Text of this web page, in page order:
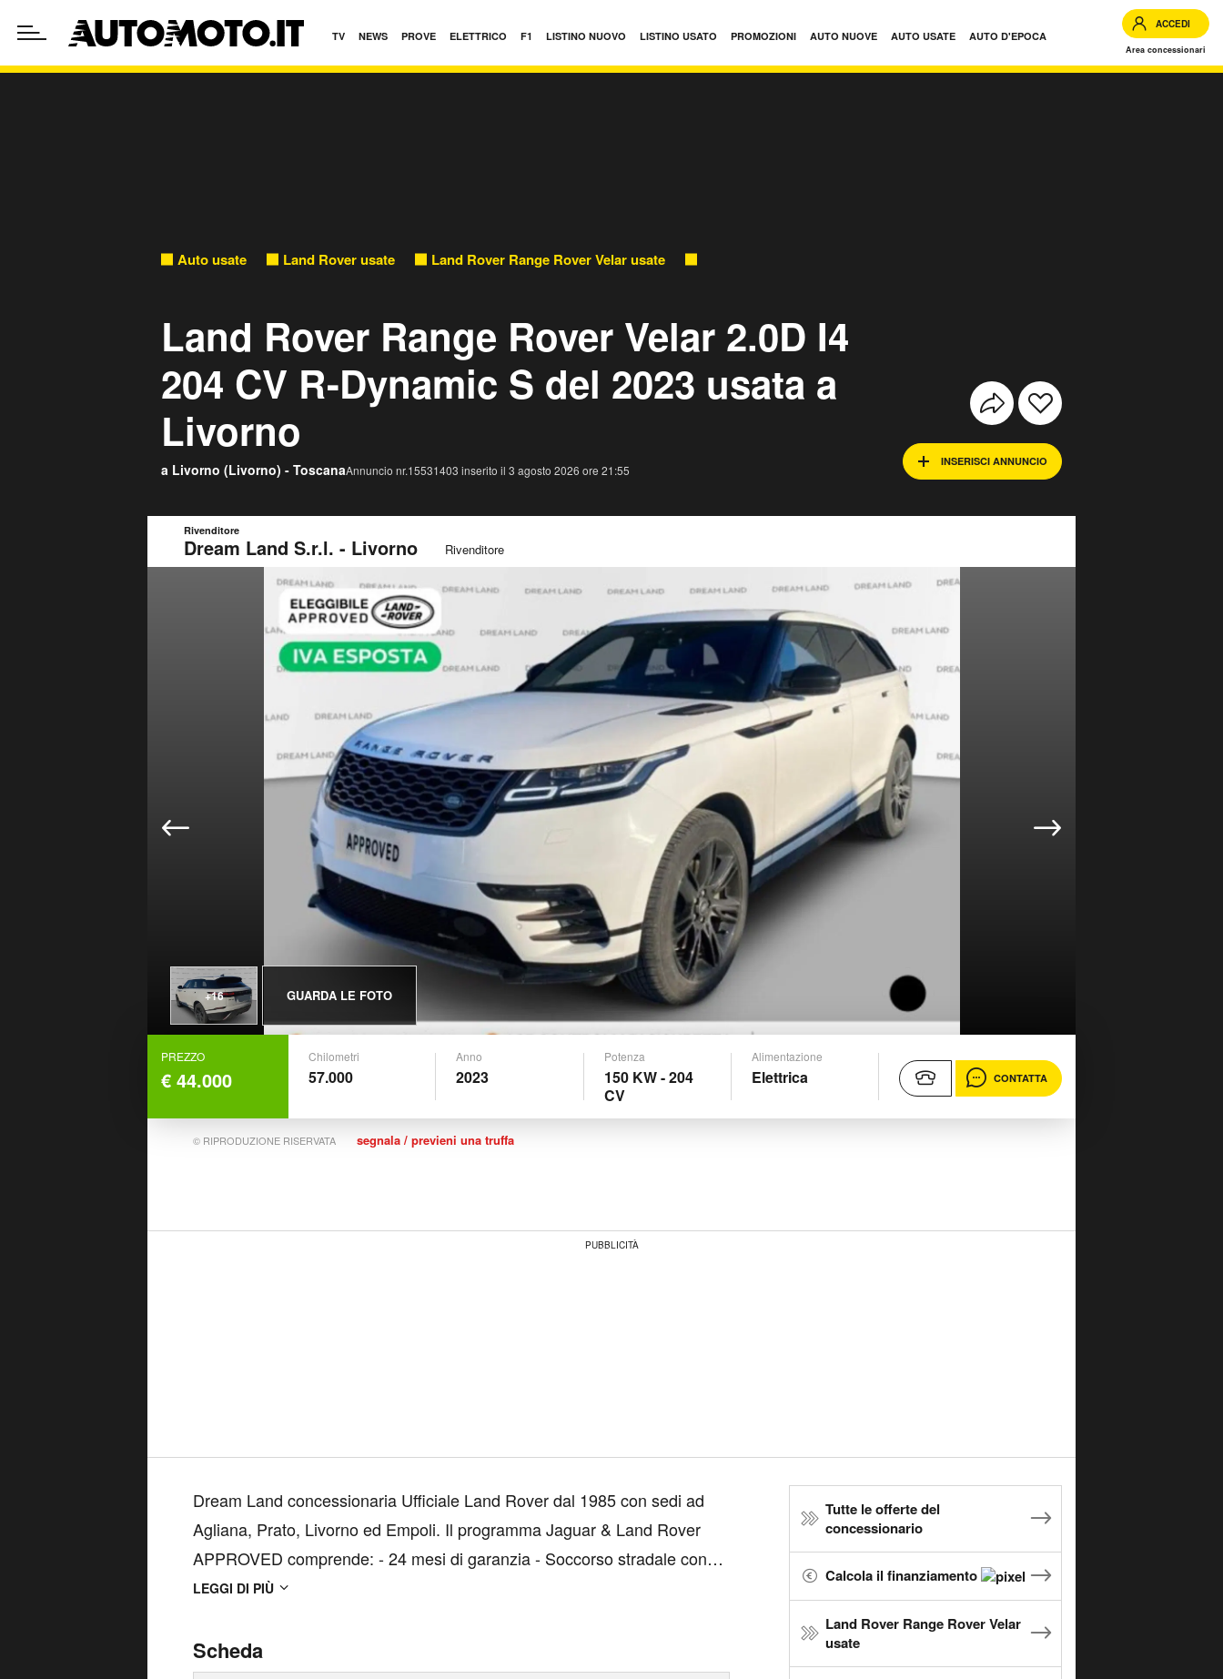
TV NEWS PROVE ELETTRICO F1 LISTINO NUOVO LISTINO USATO PROMOZIONI AUTO NUOVE AUTO USATE AUTO D'EPOCA
ACCEDI
Area concessionari
Auto usate Land Rover usate Land Rover Range Rover Velar usate
Land Rover Range Rover Velar 2.0D I4
204 CV R-Dynamic S del 2023 usata a
Livorno
a Livorno (Livorno) - ToscanaAnnuncio nr.15531403 inserito il 3 agosto 2026 ore 21:55
INSERISCI ANNUNCIO
Rivenditore
Dream Land S.r.l. - Livorno Rivenditore
+16 GUARDA LE FOTO
PREZZO
€ 44.000
Chilometri
57.000
Anno
2023
Potenza
150 KW - 204
CV
Alimentazione
Elettrica CONTATTA
© RIPRODUZIONE RISERVATA segnala / previeni una truffa
PUBBLICITÀ
Dream Land concessionaria Ufficiale Land Rover dal 1985 con sedi ad
Agliana, Prato, Livorno ed Empoli. Il programma Jaguar & Land Rover
APPROVED comprende: - 24 mesi di garanzia - Soccorso stradale con
copertura Europea e vettura sostitutiva - Verifiche di qualità con 165
LEGGI DI PIÙ
Scheda
Tutte le offerte del
concessionario
Calcola il finanziamento
Land Rover Range Rover Velar
usate